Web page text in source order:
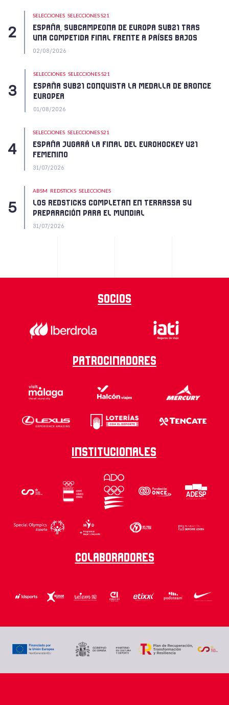
SELECCIONES SELECCIONES S21
ESPAÑA, SUBCAMPEONA DE EUROPA SUB21 TRAS
UNA COMPETIDA FINAL FRENTE A PAÍSES BAJOS
02/08/2026
SELECCIONES SELECCIONES S21
ESPAÑA SUB21 CONQUISTA LA MEDALLA DE BRONCE
EUROPEA
01/08/2026
SELECCIONES SELECCIONES S21
ESPAÑA JUGARÁ LA FINAL DEL EUROHOCKEY U21
FEMENINO
31/07/2026
ABSM REDSTICKS SELECCIONES
LOS REDSTICKS COMPLETAN EN TERRASSA SU
PREPARACIÓN PARA EL MUNDIAL
31/07/2026
Socios
Patrocinadores
Institucionales
Colaboradores